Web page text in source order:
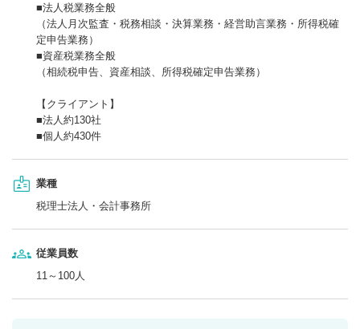
■法人税業務全般
（法人月次監査・税務相談・決算業務・経営助言業務・所得税確
定申告業務）
■資産税業務全般
（相続税申告、資産相談、所得税確定申告業務）
【クライアント】
■法人約130社
■個人約430件
業種
税理士法人・会計事務所
従業員数
11～100人